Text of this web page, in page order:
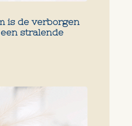
is de verborgen
stralende